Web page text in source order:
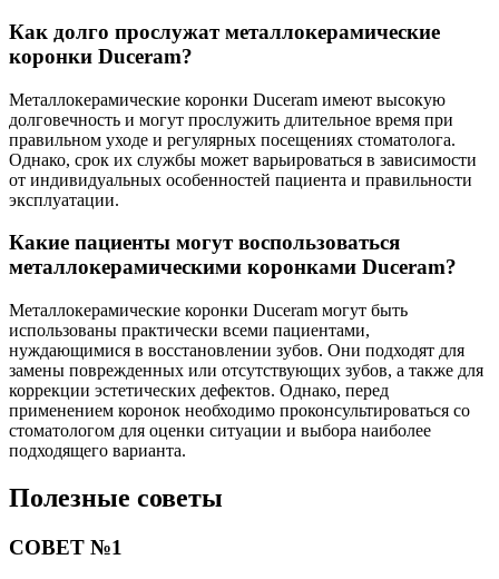
Как долго прослужат металлокерамические
коронки Duceram?
Металлокерамические коронки Duceram имеют высокую
долговечность и могут прослужить длительное время при
правильном уходе и регулярных посещениях стоматолога.
Однако, срок их службы может варьироваться в зависимости
от индивидуальных особенностей пациента и правильности
эксплуатации.
Какие пациенты могут воспользоваться
металлокерамическими коронками Duceram?
Металлокерамические коронки Duceram могут быть
использованы практически всеми пациентами,
нуждающимися в восстановлении зубов. Они подходят для
замены поврежденных или отсутствующих зубов, а также для
коррекции эстетических дефектов. Однако, перед
применением коронок необходимо проконсультироваться со
стоматологом для оценки ситуации и выбора наиболее
подходящего варианта.
Полезные советы
СОВЕТ №1